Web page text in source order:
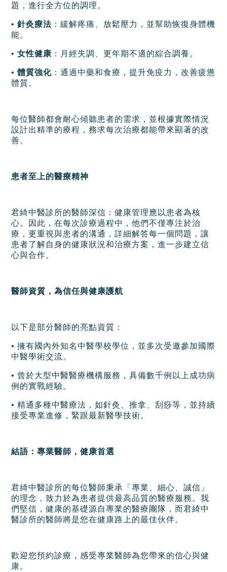
題，進行全方位的調理。
•針灸療法 ：緩解疼痛、放鬆壓力，並幫助恢復身體機
能。
•女性健康 ：月經失調、更年期不適的綜合調養。
•體質強化 ：通過中藥和食療，提升免疫力，改善疲憊
體質。
每位醫師都會耐心傾聽患者的需求，並根據實際情況
設計出精準的療程，務求每次治療都能帶來顯著的改
善。
患者至上的醫療精神
君綺中醫診所的醫師深信：健康管理應以患者為核
心。因此，在每次診療過程中，他們不僅專注於治
療，更重視與患者的溝通，詳細解答每一個問題，讓
患者了解自身的健康狀況和治療方案，進一步建立信
心與合作。
醫師資質，為信任與健康護航
以下是部分醫師的亮點資質：
• 擁有國內外知名中醫學校學位，並多次受邀參加國際
中醫學術交流。
• 曾於大型中醫醫療機構服務，具備數千例以上成功病
例的實戰經驗。
• 精通多種中醫療法，如針灸、推拿、刮痧等，並持續
接受專業進修，緊跟最新醫學技術。
結語：專業醫師，健康首選
君綺中醫診所的每位醫師秉承「專業、細心、誠信」
的理念，致力於為患者提供最高品質的醫療服務。我
們堅信，健康的基礎源自專業的醫療團隊，而君綺中
醫診所的醫師將是您在健康路上的最佳伙伴。
歡迎您預約診療，感受專業醫師為您帶來的信心與健
康。